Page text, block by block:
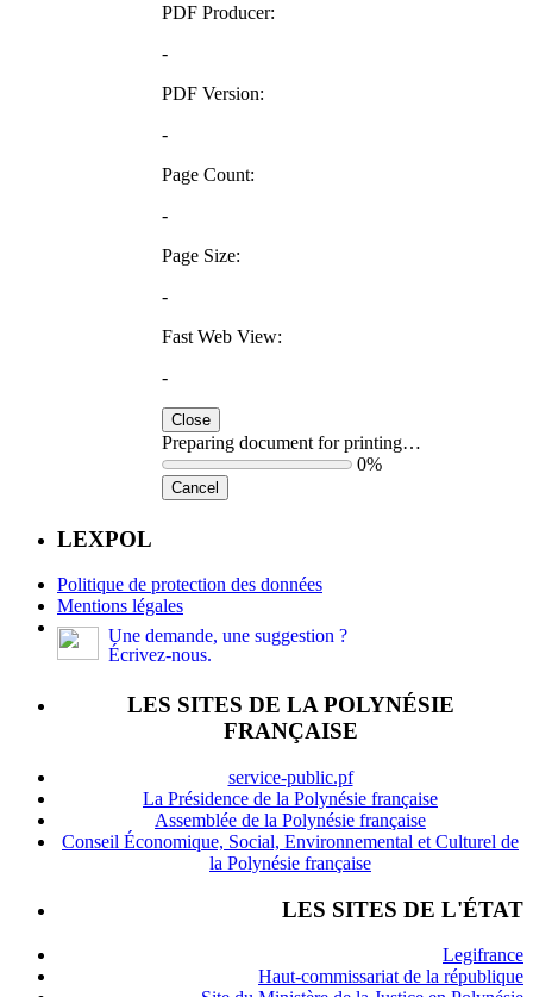
PDF Producer:
-
PDF Version:
-
Page Count:
-
Page Size:
-
Fast Web View:
-
Close
Preparing document for printing…
0%
Cancel
LEXPOL
Politique de protection des données
Mentions légales
Une demande, une suggestion ?
Écrivez-nous.
LES SITES DE LA POLYNÉSIE
FRANÇAISE
service-public.pf
La Présidence de la Polynésie française
Assemblée de la Polynésie française
Conseil Économique, Social, Environnemental et Culturel de
la Polynésie française
LES SITES DE L'ÉTAT
Legifrance
Haut-commissariat de la république